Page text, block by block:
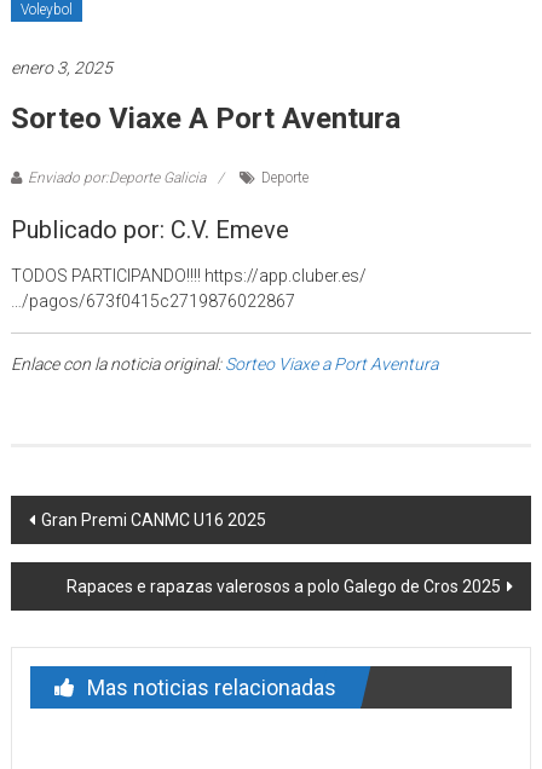
Voleybol
enero 3, 2025
Sorteo Viaxe A Port Aventura
Enviado por:Deporte Galicia Deporte
Publicado por: C.V. Emeve
TODOS PARTICIPANDO!!!! https://app.cluber.es/
…/pagos/673f0415c2719876022867
Enlace con la noticia original:Sorteo Viaxe a Port Aventura
Post navigation
Gran Premi CANMC U16 2025
Rapaces e rapazas valerosos a polo Galego de Cros 2025
Mas noticias relacionadas